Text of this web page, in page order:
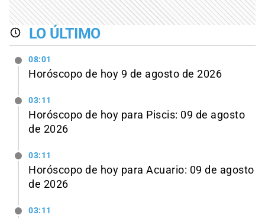
LO ÚLTIMO
08:01
Horóscopo de hoy 9 de agosto de 2026
03:11
Horóscopo de hoy para Piscis: 09 de agosto
de 2026
03:11
Horóscopo de hoy para Acuario: 09 de agosto
de 2026
03:11